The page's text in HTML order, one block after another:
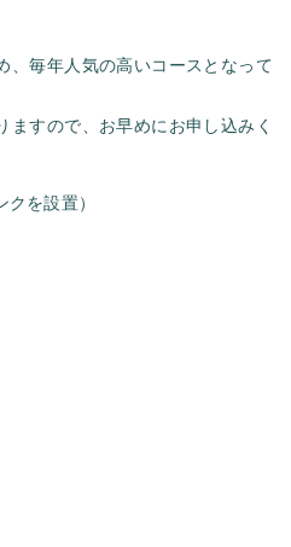
、毎年人気の高いコースとなって
ますので、お早めにお申し込みく
を設置）